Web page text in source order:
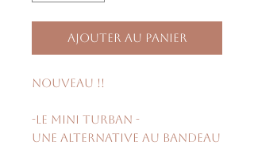
Ajouter au panier
NOUVEAU !!
-Le mini turban -
Une alternative au bandeau